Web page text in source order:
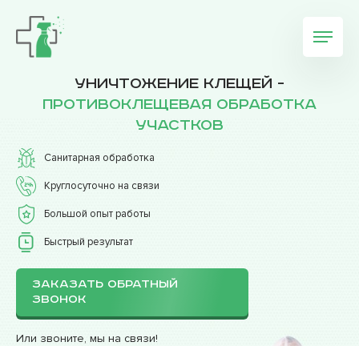
Уничтожение клещей -
противоклещевая обработка
участков
Санитарная обработка
Круглосуточно на связи
Большой опыт работы
Быстрый результат
ЗАКАЗАТЬ ОБРАТНЫЙ
ЗВОНОК
Или звоните, мы на связи!